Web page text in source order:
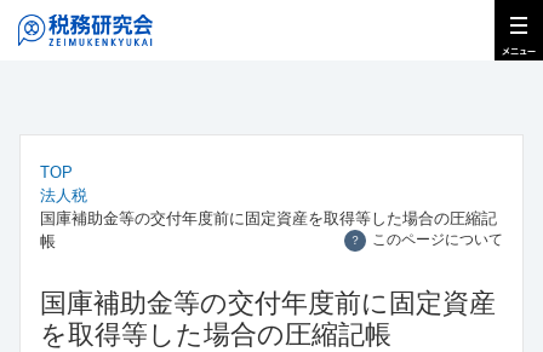
TOP
法人税
国庫補助金等の交付年度前に固定資産を取得等した場合の圧縮記
帳
？ このページについて
国庫補助金等の交付年度前に固定資産
を取得等した場合の圧縮記帳